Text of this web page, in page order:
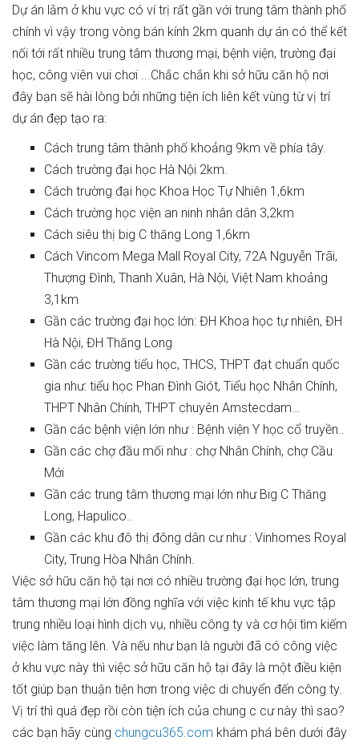
Dự án lằm ở khu vực có ví trị rất gần với trung tâm thành phố
chính vì vậy trong vòng bán kính 2km quanh dự án có thể kết
nối tới rất nhiều trung tâm thương mại, bệnh viện, trường đại
học, công viên vui chơi ...Chắc chắn khi sở hữu căn hộ nơi
đây bạn sẽ hài lòng bởi những tiện ích liên kết vùng từ vị trí
dự án đẹp tạo ra:
Cách trung tâm thành phố khoảng 9km về phía tây.
Cách trường đại học Hà Nội 2km.
Cách trường đại học Khoa Học Tự Nhiên 1,6km
Cách trường học viện an ninh nhân dân 3,2km
Cách siêu thị big C thăng Long 1,6km
Cách Vincom Mega Mall Royal City, 72A Nguyễn Trãi,
Thượng Đình, Thanh Xuân, Hà Nội, Việt Nam khoảng
3,1km
Gần các trường đại học lớn: ĐH Khoa học tự nhiên, ĐH
Hà Nội, ĐH Thăng Long
Gần các trường tiểu học, THCS, THPT đạt chuẩn quốc
gia như: tiểu học Phan Đình Giót, Tiểu học Nhân Chính,
THPT Nhân Chính, THPT chuyên Amstecdam…
Gần các bệnh viện lớn như : Bệnh viện Y học cổ truyền..
Gần các chợ đầu mối như : chợ Nhân Chính, chợ Cầu
Mới
Gần các trung tâm thương mại lớn như Big C Thăng
Long, Hapulico..
Gần các khu đô thị đông dân cư như : Vinhomes Royal
City, Trung Hòa Nhân Chính.
Việc sở hữu căn hộ tại nơi có nhiều trường đại học lớn, trung
tâm thương mại lớn đồng nghĩa với việc kinh tế khu vực tập
trung nhiều loại hình dịch vụ, nhiều công ty và cơ hội tìm kiếm
việc làm tăng lên. Và nếu như bạn là người đã có công việc
ở khu vực này thì việc sở hữu căn hộ tại đây là một điều kiện
tốt giúp bạn thuận tiện hơn trong việc di chuyển đến công ty.
Vị trí thì quá đẹp rồi còn tiện ích của chung c cư này thì sao?
các bạn hãy cùng chungcu365.com khám phá bên dưới đây